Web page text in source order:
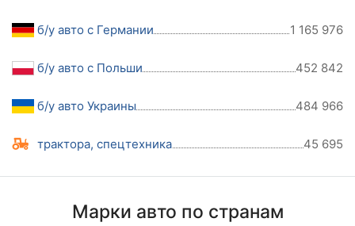
б/у авто с Германии 1 165 976
б/у авто с Польши 452 842
б/у авто Украины 484 966
трактора, спецтехника 45 695
Марки авто по странам